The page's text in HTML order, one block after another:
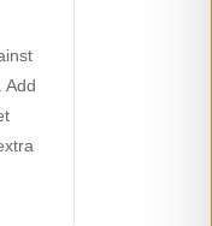
Add